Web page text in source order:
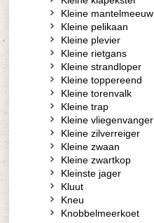
Kleine mantelmeeuw
Kleine pelikaan
Kleine plevier
Kleine rietgans
Kleine strandloper
Kleine toppereend
Kleine torenvalk
Kleine trap
Kleine vliegenvanger
Kleine zilverreiger
Kleine zwaan
Kleine zwartkop
Kleinste jager
Kluut
Kneu
Knobbelmeerkoet